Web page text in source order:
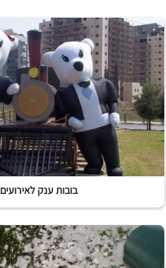
בובות ענק לאירועים